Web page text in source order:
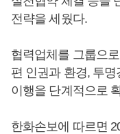
전략을 세웠다.
협력업체를 그룹으
편 인권과 환경, 투
이행을 단계적으로
한화손보에 따르면